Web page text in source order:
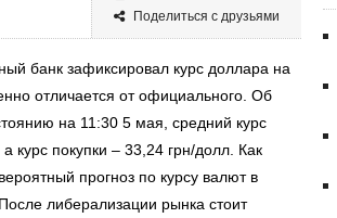
Поделиться с друзьями
банк зафиксировал курс доллара на
отличается от официального. Об
на 11:30 5 мая, средний курс
курс покупки – 33,24 грн/долл. Как
прогноз по курсу валют в
либерализации рынка стоит